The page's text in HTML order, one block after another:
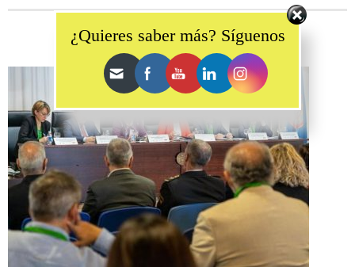
¿Quieres saber más? Síguenos
Set Youtube Channel ID